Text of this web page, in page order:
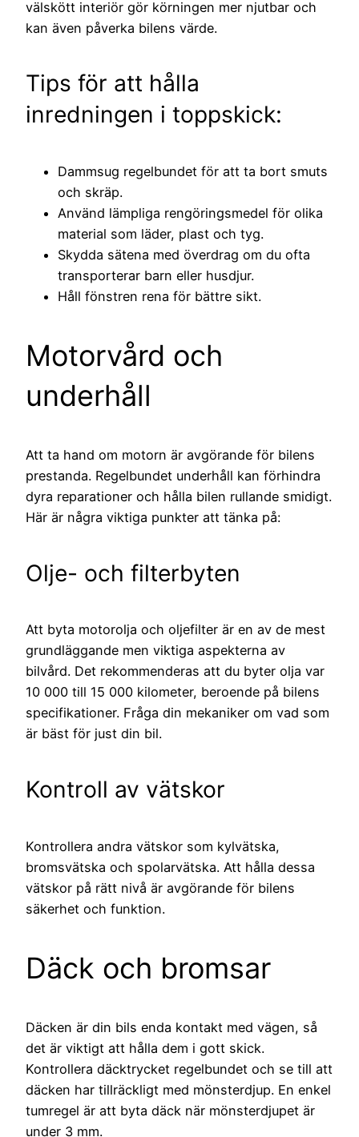
välskött interiör gör körningen mer njutbar och
kan även påverka bilens värde.
Tips för att hålla
inredningen i toppskick:
Dammsug regelbundet för att ta bort smuts
och skräp.
Använd lämpliga rengöringsmedel för olika
material som läder, plast och tyg.
Skydda sätena med överdrag om du ofta
transporterar barn eller husdjur.
Håll fönstren rena för bättre sikt.
Motorvård och
underhåll
Att ta hand om motorn är avgörande för bilens
prestanda. Regelbundet underhåll kan förhindra
dyra reparationer och hålla bilen rullande smidigt.
Här är några viktiga punkter att tänka på:
Olje- och filterbyten
Att byta motorolja och oljefilter är en av de mest
grundläggande men viktiga aspekterna av
bilvård. Det rekommenderas att du byter olja var
10 000 till 15 000 kilometer, beroende på bilens
specifikationer. Fråga din mekaniker om vad som
är bäst för just din bil.
Kontroll av vätskor
Kontrollera andra vätskor som kylvätska,
bromsvätska och spolarvätska. Att hålla dessa
vätskor på rätt nivå är avgörande för bilens
säkerhet och funktion.
Däck och bromsar
Däcken är din bils enda kontakt med vägen, så
det är viktigt att hålla dem i gott skick.
Kontrollera däcktrycket regelbundet och se till att
däcken har tillräckligt med mönsterdjup. En enkel
tumregel är att byta däck när mönsterdjupet är
under 3 mm.